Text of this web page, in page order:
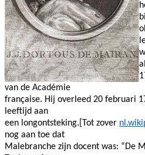
van de Académie
française. Hij overleed 20 februari
leeftijd aan
een longontsteking.[Tot zover
nog aan toe dat
Malebranche zijn docent was: “De